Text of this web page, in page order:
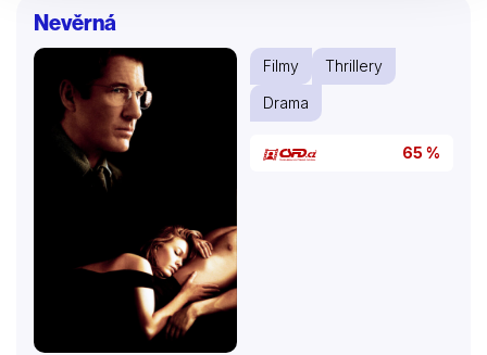
Nevěrná
Filmy
Thrillery
Drama
65 %